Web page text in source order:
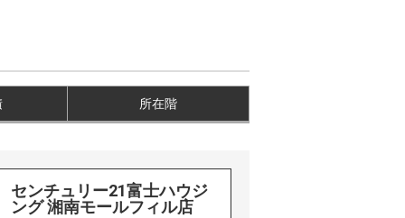
所在階
センチュリー21富士ハウジ
ング 湘南モールフィル店